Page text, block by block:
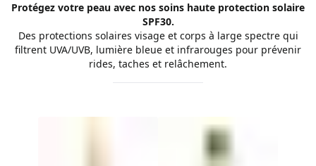
Protégez votre peau avec nos soins haute protection solaire
SPF30.
Des protections solaires visage et corps à large spectre qui
filtrent UVA/UVB, lumière bleue et infrarouges pour prévenir
rides, taches et relâchement.